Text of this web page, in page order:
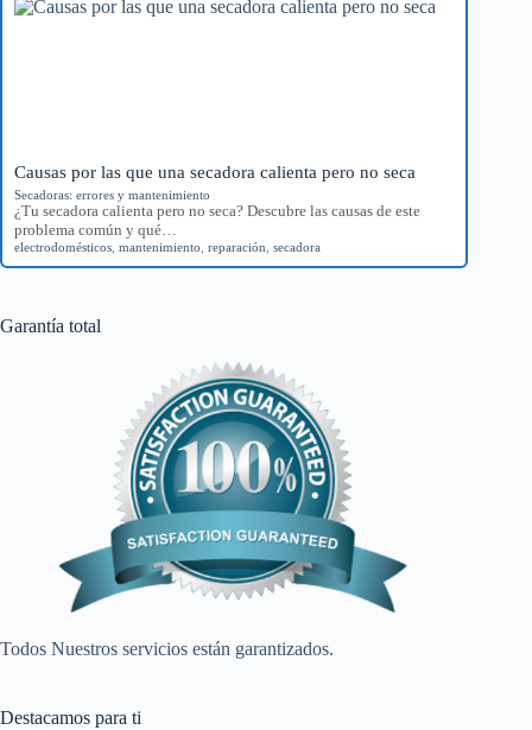
Causas por las que una secadora calienta pero no seca
Secadoras: errores y mantenimiento
¿Tu secadora calienta pero no seca? Descubre las causas de este
problema común y qué…
electrodomésticos mantenimiento reparación secadora
Garantía total
Todos Nuestros servicios están garantizados.
Destacamos para ti